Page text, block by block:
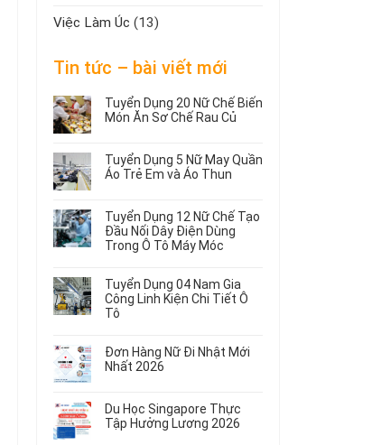
Việc Làm Úc (13)
Tin tức – bài viết mới
Tuyển Dụng 20 Nữ Chế Biến
Món Ăn Sơ Chế Rau Củ
có
bình
luận
Tuyển
Dụng
20
Nữ
Biến
Món
Ăn
Rau
Củ
Tuyển Dụng 5 Nữ May Quần
Áo Trẻ Em và Áo Thun
có
bình
luận
ở
Dụng
5
Nữ
May
Áo
Trẻ
Áo
Thun
Tuyển Dụng 12 Nữ Chế Tạo
Đầu Nối Dây Điện Dùng
Trong Ô Tô Máy Móc
có
bình
luận
ở
Dụng
12
Tạo
Đầu
Tuyển Dụng 04 Nam Gia
Công Linh Kiện Chi Tiết Ô
Tô
có
bình
luận
Tuyển
Dụng
04
Đơn Hàng Nữ Đi Nhật Mới
Nhất 2026
có
bình
luận
Du Học Singapore Thực
Tập Hưởng Lương 2026